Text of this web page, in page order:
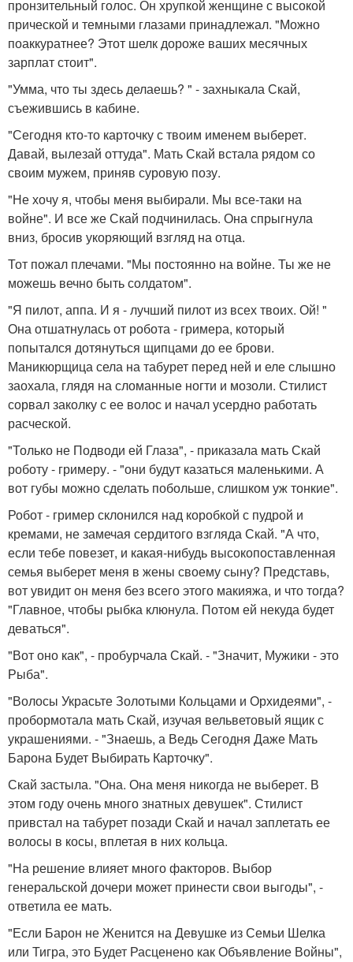
пронзительный голос. Он хрупкой женщине с высокой
прической и темными глазами принадлежал. "Можно
поаккуратнее? Этот шелк дороже ваших месячных
зарплат стоит".
"Умма, что ты здесь делаешь? " - захныкала Скай,
съежившись в кабине.
"Сегодня кто-то карточку с твоим именем выберет.
Давай, вылезай оттуда". Мать Скай встала рядом со
своим мужем, приняв суровую позу.
"Не хочу я, чтобы меня выбирали. Мы все-таки на
войне". И все же Скай подчинилась. Она спрыгнула
вниз, бросив укоряющий взгляд на отца.
Тот пожал плечами. "Мы постоянно на войне. Ты же не
можешь вечно быть солдатом".
"Я пилот, аппа. И я - лучший пилот из всех твоих. Ой! "
Она отшатнулась от робота - гримера, который
попытался дотянуться щипцами до ее брови.
Маникюрщица села на табурет перед ней и еле слышно
заохала, глядя на сломанные ногти и мозоли. Стилист
сорвал заколку с ее волос и начал усердно работать
расческой.
"Только не Подводи ей Глаза", - приказала мать Скай
роботу - гримеру. - "они будут казаться маленькими. А
вот губы можно сделать побольше, слишком уж тонкие".
Робот - гример склонился над коробкой с пудрой и
кремами, не замечая сердитого взгляда Скай. "А что,
если тебе повезет, и какая-нибудь высокопоставленная
семья выберет меня в жены своему сыну? Представь,
вот увидит он меня без всего этого макияжа, и что тогда?
"Главное, чтобы рыбка клюнула. Потом ей некуда будет
деваться".
"Вот оно как", - пробурчала Скай. - "Значит, Мужики - это
Рыба".
"Волосы Украсьте Золотыми Кольцами и Орхидеями", -
пробормотала мать Скай, изучая вельветовый ящик с
украшениями. - "Знаешь, а Ведь Сегодня Даже Мать
Барона Будет Выбирать Карточку".
Скай застыла. "Она. Она меня никогда не выберет. В
этом году очень много знатных девушек". Стилист
привстал на табурет позади Скай и начал заплетать ее
волосы в косы, вплетая в них кольца.
"На решение влияет много факторов. Выбор
генеральской дочери может принести свои выгоды", -
ответила ее мать.
"Если Барон не Женится на Девушке из Семьи Шелка
или Тигра, это Будет Расценено как Объявление Войны",